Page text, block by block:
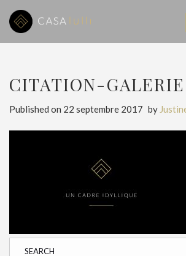
CITATION-
Published on 22 septembre 2017 by